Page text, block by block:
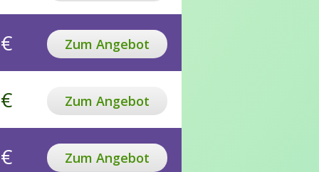
Zum Angebot
Zum Angebot
Zum Angebot